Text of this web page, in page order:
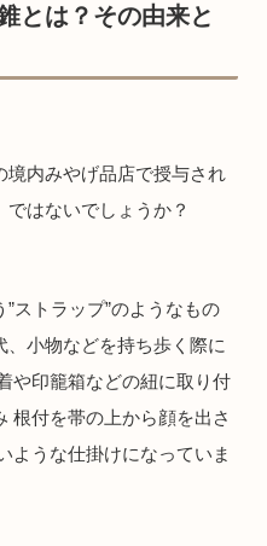
とは？その由来と
境内みやげ品店で授与され
はないでしょうか？
ストラップ”のようなもの
小物などを持ち歩く際に
や印籠箱などの紐に取り付
根付を帯の上から顔を出さ
ような仕掛けになっていま